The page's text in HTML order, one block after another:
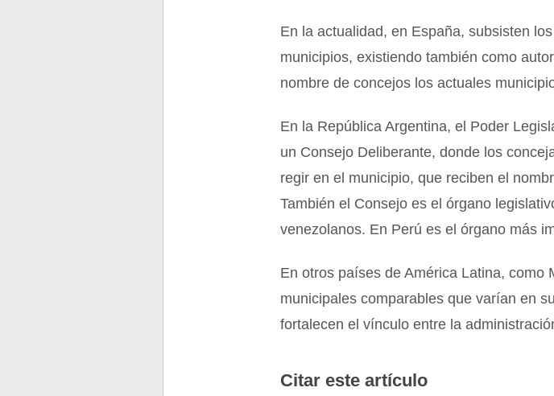
En la actualidad, en España, subsisten
municipios, existiendo también como
nombre de concejos los actuales
En la República Argentina, el Poder
un Consejo Deliberante, donde los
regir en el municipio, que reciben el
También el Consejo es el órgano
venezolanos. En Perú es el órgano más
En otros países de América Latina, como
municipales comparables que varían en
fortalecen el vínculo entre la
Citar este artículo